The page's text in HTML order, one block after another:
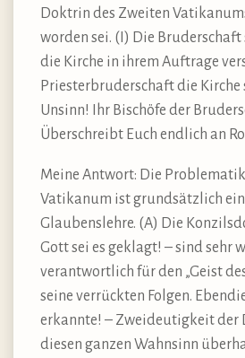
Doktrin des Zweiten
worden sei. (I) Die
die Kirche in ihrem Auftrage
Priesterbruderschaft die Kirche
Unsinn! Ihr Bischöfe der
Überschreibt Euch endlich an
Meine Antwort: Die
Vatikanum ist grundsätzlich
Glaubenslehre. (A) Die
Gott sei es geklagt! – sind sehr
verantwortlich für den „Geist
seine verrückten Folgen.
erkannte! – Zweideutigkeit der
diesen ganzen Wahnsinn